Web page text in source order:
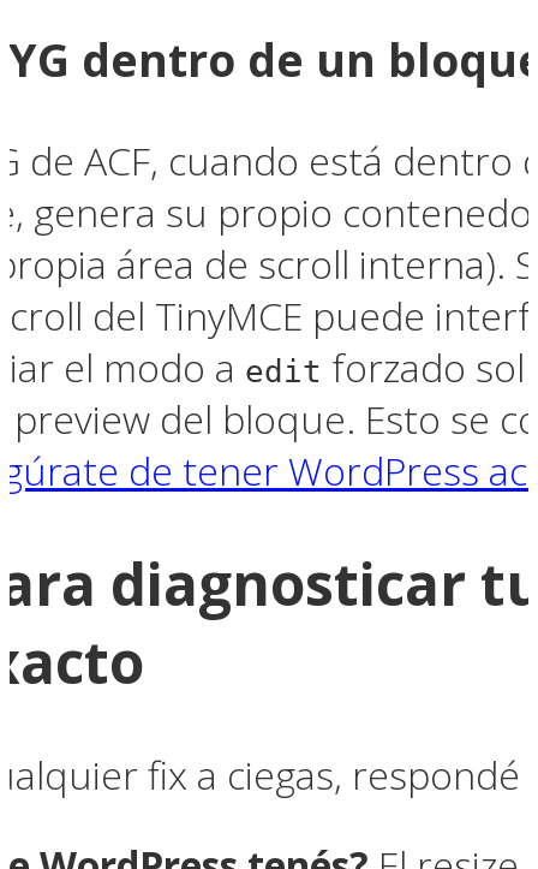
dentro de un
de ACF, cuando está
genera su propio
área de scroll interna).
del TinyMCE puede
el modo a edit forzado
del bloque. Esto se
de tener WordPress
diagnosticar
fix a ciegas,